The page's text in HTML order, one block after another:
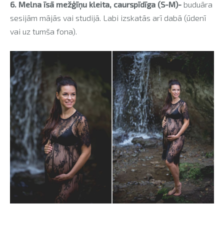
6. Melna īsā mežģīņu kleita, caurspīdīga (S-M)- buduāra
sesijām mājās vai studijā. Labi izskatās arī dabā (ūdenī
vai uz tumša fona).